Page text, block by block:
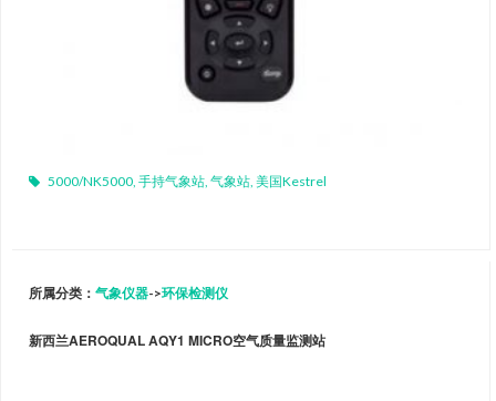
5000/NK5000 手持气象站 气象站 美国Kestrel
所属分类： 气象仪器->环保检测仪
新西兰AEROQUAL AQY1 MICRO空气质量监测站